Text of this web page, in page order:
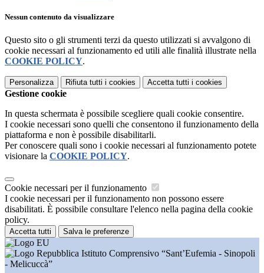
Nessun contenuto da visualizzare
Questo sito o gli strumenti terzi da questo utilizzati si avvalgono di
cookie necessari al funzionamento ed utili alle finalità illustrate nella
COOKIE POLICY.
Personalizza Rifiuta tutti i cookies Accetta tutti i cookies
Gestione cookie
In questa schermata è possibile scegliere quali cookie consentire.
I cookie necessari sono quelli che consentono il funzionamento della
piattaforma e non è possibile disabilitarli.
Per conoscere quali sono i cookie necessari al funzionamento potete
visionare la COOKIE POLICY.
Cookie necessari per il funzionamento
I cookie necessari per il funzionamento non possono essere
disabilitati. È possibile consultare l'elenco nella pagina della cookie
policy.
Accetta tutti Salva le preferenze
Istituto Comprensivo “Sant’Eufemia - Sinopoli
- Melicuccà”